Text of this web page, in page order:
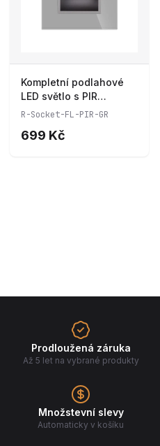
Kompletní podlahové
LED světlo s PIR
senzorem ve
ROON R-Socket-FL-PIR-
R-Socket-FL-PIR-GR
699 Kč
Prodloužená záruka
Až 5 let na vybrané produkty
Množstevní slevy
Automaticky v košíku